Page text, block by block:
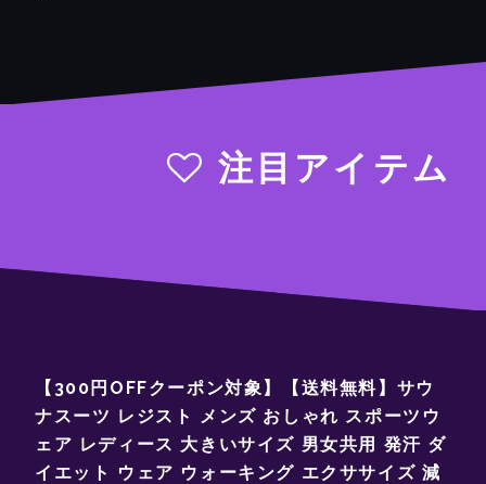
注目アイテム
【300円OFFクーポン対象】【送料無料】サウ
ナスーツ レジスト メンズ おしゃれ スポーツウ
ェア レディース 大きいサイズ 男女共用 発汗 ダ
イエット ウェア ウォーキング エクササイズ 減